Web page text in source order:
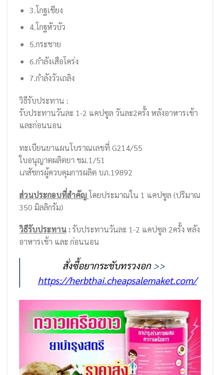
3.โกฐเชียง
4.โกฐหัวบัว
5.กระชาย
6.กำลังเสือโคร่ง
7.กำลังวัวเถลิง
วิธีรับประทาน :
รับประทานวันละ 1-2 แคปซูล วันละ2ครั้ง หลังอาหารเช้า
และก่อนนอน
ทะเบียนยาแผนโบราณเลขที่ G214/55
ใบอนุญาตผลิตยา ชม.1/51
เภสัชกรผู้ควบคุมการผลิต บภ.19892
ส่วนประกอบที่สำคัญโดยประมาณใน 1 แคปซูล (ปริมาณ
350 มิลลิกรัม)
วิธีรับประทาน :รับประทานวันละ 1-2 แคปซูล 2ครั้ง หลัง
อาหารเช้า และ ก่อนนอน
สั่งซื้อยากระชับทรวงอก>>
https://herbthai.cheapsalemaket.com/